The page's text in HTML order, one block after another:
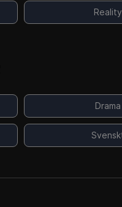
Reality
Drama